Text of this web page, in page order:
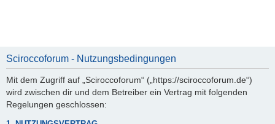
Sciroccoforum - Nutzungsbedingungen
Mit dem Zugriff auf „Sciroccoforum“ („https://sciroccoforum.de“)
wird zwischen dir und dem Betreiber ein Vertrag mit folgenden
Regelungen geschlossen: